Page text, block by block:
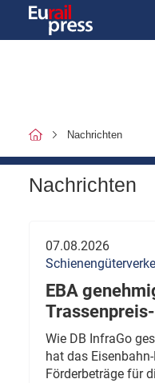
Nachrichten
Nachrichten
07.08.2026
EBA
Wie DB InfraGo
hat das
Förderbeträge für